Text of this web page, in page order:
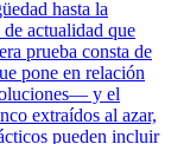
hasta la
actualidad que
prueba consta de
pone en relación
y el
extraídos al azar,
pueden incluir